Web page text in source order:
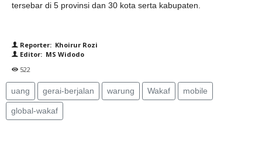
tersebar di 5 provinsi dan 30 kota serta kabupaten.
Reporter: Khoirur Rozi
Editor: MS Widodo
522
uang gerai-berjalan warung Wakaf mobile
global-wakaf